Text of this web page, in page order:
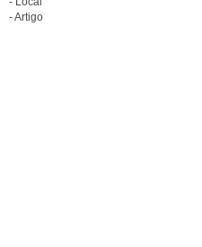
- Artigo